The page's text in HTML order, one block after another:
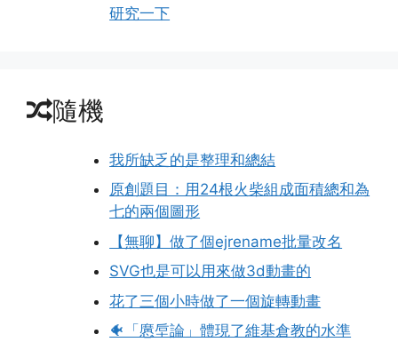
研究一下
隨機
我所缺乏的是整理和總結
原創題目：用24根火柴組成面積總和為
七的兩個圖形
【無聊】做了個ejrename批量改名
SVG也是可以用來做3d動畫的
花了三個小時做了一個旋轉動畫
🐠「懬垕論」體現了維基倉教的水準